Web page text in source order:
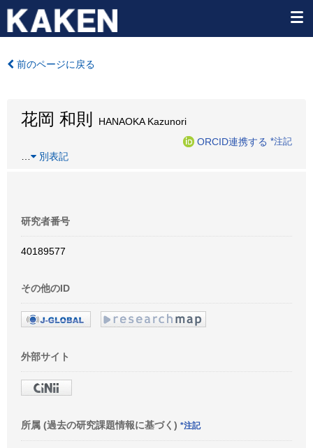
前のページに戻る
花岡 和則
HANAOKA Kazunori
ORCID連携する *注記
別表記
研究者番号
40189577
その他のID
外部サイト
所属 (過去の研究課題情報に基づく) *注記